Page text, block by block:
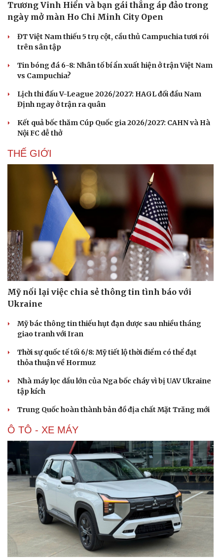
Văn hóa
Sân khấu - Điện ảnh
Âm nhạc
Di sản
Giải trí
Nghệ sĩ
Sao Việt
Trương Vinh Hiển và bạn gái thắng áp đảo trong
ngày mở màn Ho Chi Minh City Open
ĐT Việt Nam thiếu 5 trụ cột, cầu thủ Campuchia tươi rói
trên sân tập
Tin bóng đá 6-8: Nhân tố bí ẩn xuất hiện ở trận Việt Nam
vs Campuchia?
Lịch thi đấu V-League 2026/2027: HAGL đối đầu Nam
Định ngay ở trận ra quân
Kết quả bốc thăm Cúp Quốc gia 2026/2027: CAHN và Hà
Nội FC dễ thở
THẾ GIỚI
Mỹ nối lại việc chia sẻ thông tin tình báo với
Ukraine
Mỹ bác thông tin thiếu hụt đạn dược sau nhiều tháng
giao tranh với Iran
Thời sự quốc tế tối 6/8: Mỹ tiết lộ thời điểm có thể đạt
thỏa thuận về Hormuz
Nhà máy lọc dầu lớn của Nga bốc cháy vì bị UAV Ukraine
tập kích
Trung Quốc hoàn thành bản đồ địa chất Mặt Trăng mới
Ô TÔ - XE MÁY